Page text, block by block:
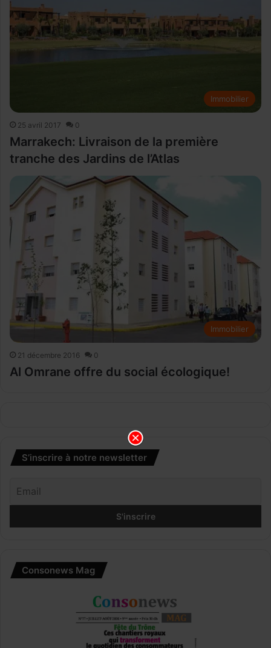
Immobilier
25 avril 2017 0
Marrakech: Livraison de la première
tranche des Jardins de l’Atlas
Immobilier
21 décembre 2016 0
Al Omrane offre du social écologique!
S’inscrire à notre newsletter
Consonews Mag